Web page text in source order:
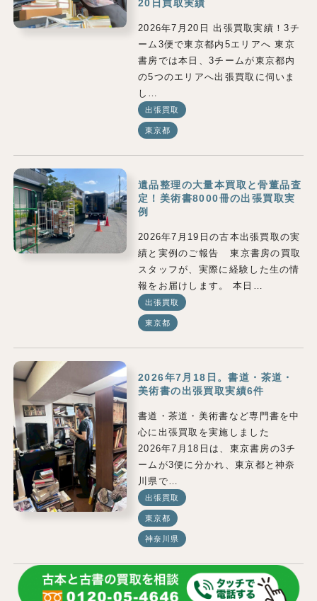
20日買取実績
2026年7月20日 出張買取実績！3チ
ーム3便で東京都内5エリアへ 東京
書房では本日、3チームが東京都内
の5つのエリアへ出張買取に伺いま
し…
出張買取
東京都
遺品整理の大量本買取と骨董品査
定！美術書8000冊の出張買取実
例
2026年7月19日の古本出張買取の実
績と実例のご報告 東京書房の買取
スタッフが、実際に経験した生の情
報をお届けします。 本日…
出張買取
東京都
2026年7月18日。書道・茶道・
美術書の出張買取実績6件
書道・茶道・美術書など専門書を中
心に出張買取を実施しました
2026年7月18日は、東京書房の3チ
ームが3便に分かれ、東京都と神奈
川県で…
出張買取
東京都
神奈川県